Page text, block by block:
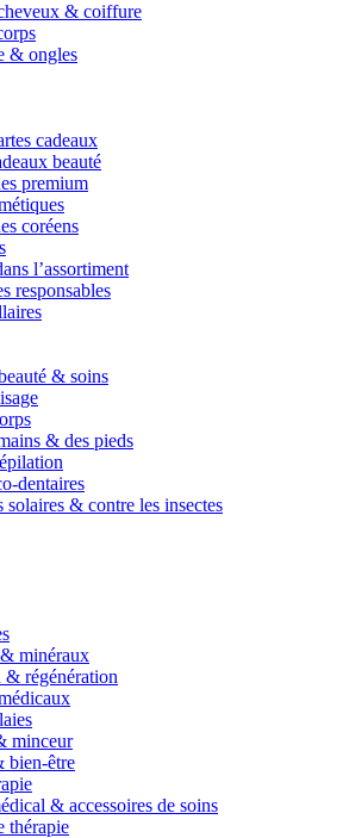
& coiffure
& ongles
cadeaux
beauté
premium
coréens
l’assortiment
responsables
& soins
& des pieds
dentaires
solaires & contre les insectes
minéraux
& régénération
minceur
bien-être
& accessoires de soins
thérapie